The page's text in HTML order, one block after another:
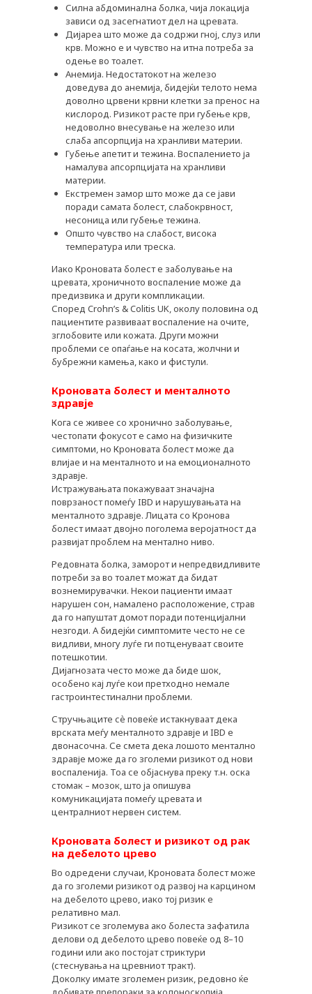
PLUSPHARMA
АПТЕКИ
ПРЕПОРАКИ
СОВЕТИ
СПИСАНИЕ
КАРИЕРА
КОНТАКТ
Силна абдоминална болка, чија локација
зависи од засегнатиот дел на цревата.
Дијареа што може да содржи гној, слуз или
крв. Можно е и чувство на итна потреба за
одење во тоалет.
Анемија. Недостатокот на железо
доведува до анемија, бидејќи телото нема
доволно црвени крвни клетки за пренос на
кислород. Ризикот расте при губење крв,
недоволно внесување на железо или
слаба апсорпција на хранливи материи.
Губење апетит и тежина. Воспалението ја
намалува апсорпцијата на хранливи
материи.
Екстремен замор што може да се јави
поради самата болест, слабокрвност,
несоница или губење тежина.
Општо чувство на слабост, висока
температура или треска.
Иако Кроновата болест е заболување на
цревата, хроничното воспаление може да
предизвика и други компликации.
Според Crohn’s & Colitis UK, околу половина од
пациентите развиваат воспаление на очите,
зглобовите или кожата. Други можни
проблеми се опаѓање на косата, жолчни и
бубрежни камења, како и фистули.
Кроновата болест и менталното
здравје
Кога се живее со хронично заболување,
честопати фокусот е само на физичките
симптоми, но Кроновата болест може да
влијае и на менталното и на емоционалното
здравје.
Истражувањата покажуваат значајна
поврзаност помеѓу IBD и нарушувањата на
менталното здравје. Лицата со Кронова
болест имаат двојно поголема веројатност да
развијат проблем на ментално ниво.
Редовната болка, заморот и непредвидливите
потреби за во тоалет можат да бидат
вознемирувачки. Некои пациенти имаат
нарушен сон, намалено расположение, страв
да го напуштат домот поради потенцијални
незгоди. А бидејќи симптомите често не се
видливи, многу луѓе ги потценуваат своите
потешкотии.
Дијагнозата често може да биде шок,
особено кај луѓе кои претходно немале
гастроинтестинални проблеми.
Стручњаците сѐ повеќе истакнуваат дека
врската меѓу менталното здравје и IBD е
двонасочна. Се смета дека лошото ментално
здравје може да го зголеми ризикот од нови
воспаленија. Тоа се објаснува преку т.н. оска
стомак – мозок, што ја опишува
комуникацијата помеѓу цревата и
централниот нервен систем.
Кроновата болест и ризикот од рак
на дебелото црево
Во одредени случаи, Кроновата болест може
да го зголеми ризикот од развој на карцином
на дебелото црево, иако тој ризик е
релативно мал.
Ризикот се зголемува ако болеста зафатила
делови од дебелото црево повеќе од 8–10
години или ако постојат стриктури
(стеснувања на цревниот тракт).
Доколку имате зголемен ризик, редовно ќе